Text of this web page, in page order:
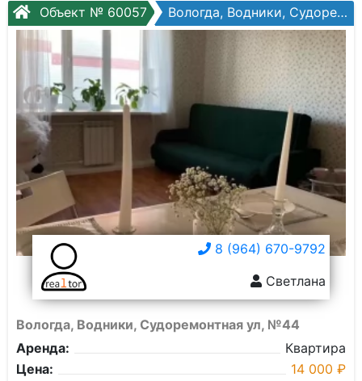
Объект № 60057 Вологда, Водники, Судоремонтная ул, №44
8 (964) 670-9792
Светлана
Вологда, Водники, Судоремонтная ул, №44
Аренда:
Квартира
Цена:
14 000 ₽